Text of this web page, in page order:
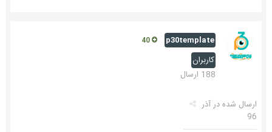
p30template
کاربران
188 ارسال
ارسال شده درآذر
96